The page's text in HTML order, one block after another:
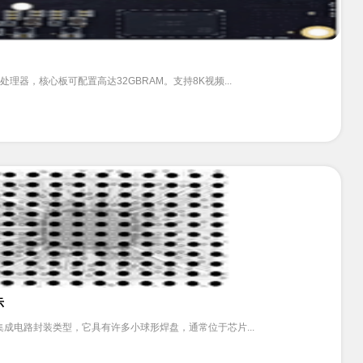
理器，核心板可配置高达32GBRAM。支持8K视频...
电路封装类型，它具有许多小球形焊盘，通常位于芯片...